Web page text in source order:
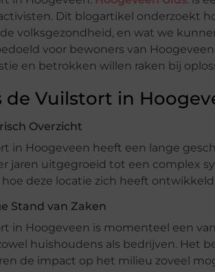
Dit blogartikel onderzoekt
volksgezondheid, en wat we
voor bewoners van
en betrokken willen raken bij
de Vuilstort in
Overzicht
in Hoogeveen heeft een lange
jaren uitgegroeid tot een complex
deze locatie zich heeft
Stand van Zaken
in Hoogeveen is momenteel een
huishoudens als bedrijven. Het
de impact op het milieu zoveel